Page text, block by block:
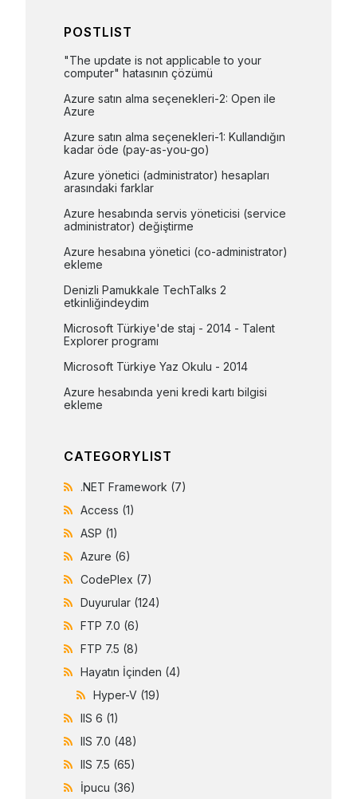
POSTLIST
"The update is not applicable to your
computer" hatasının çözümü
Azure satın alma seçenekleri-2: Open ile
Azure
Azure satın alma seçenekleri-1: Kullandığın
kadar öde (pay-as-you-go)
Azure yönetici (administrator) hesapları
arasındaki farklar
Azure hesabında servis yöneticisi (service
administrator) değiştirme
Azure hesabına yönetici (co-administrator)
ekleme
Denizli Pamukkale TechTalks 2
etkinliğindeydim
Microsoft Türkiye'de staj - 2014 - Talent
Explorer programı
Microsoft Türkiye Yaz Okulu - 2014
Azure hesabında yeni kredi kartı bilgisi
ekleme
CATEGORYLIST
.NET Framework (7)
Access (1)
ASP (1)
Azure (6)
CodePlex (7)
Duyurular (124)
FTP 7.0 (6)
FTP 7.5 (8)
Hayatın İçinden (4)
Hyper-V (19)
IIS 6 (1)
IIS 7.0 (48)
IIS 7.5 (65)
İpucu (36)